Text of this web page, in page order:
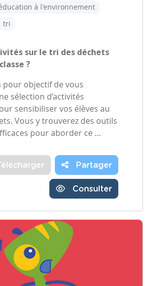
à l'environnement
tri
sur le tri des déchets
?
pour objectif de vous
sélection d’activités
sensibiliser vos élèves au
Vous y trouverez des outils
pour aborder ce …
Partager
Consulter